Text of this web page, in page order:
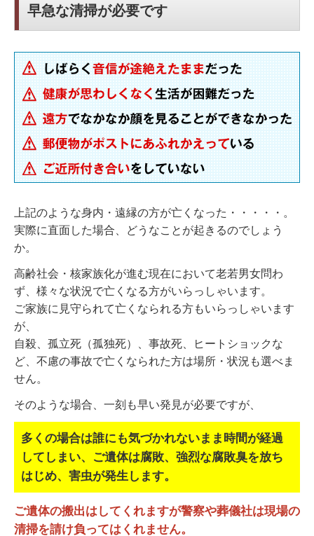
早急な清掃が必要です
上記のような身内・遠縁の方が亡くなった・・・・・。
実際に直面した場合、どうなことが起きるのでしょう
か。
高齢社会・核家族化が進む現在において老若男女問わ
ず、様々な状況で亡くなる方がいらっしゃいます。
ご家族に見守られて亡くなられる方もいらっしゃいます
が、
自殺、孤立死（孤独死）、事故死、ヒートショックな
ど、不慮の事故で亡くなられた方は場所・状況も選べま
せん。
そのような場合、一刻も早い発見が必要ですが、
多くの場合は誰にも気づかれないまま時間が経過
してしまい、 ご遺体は腐敗、強烈な腐敗臭を放ち
はじめ、害虫が発生します。
ご遺体の搬出はしてくれますが警察や葬儀社は現場の
清掃を請け負ってはくれません。